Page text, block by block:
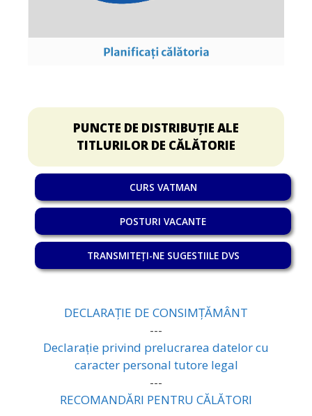
PUNCTE DE DISTRIBUȚIE ALE
TITLURILOR DE CĂLĂTORIE
CURS VATMAN
POSTURI VACANTE
TRANSMITEȚI-NE SUGESTIILE DVS
DECLARAȚIE DE CONSIMȚĂMÂNT
---
Declarație privind prelucrarea datelor cu
caracter personal tutore legal
---
RECOMANDĂRI PENTRU CĂLĂTORI